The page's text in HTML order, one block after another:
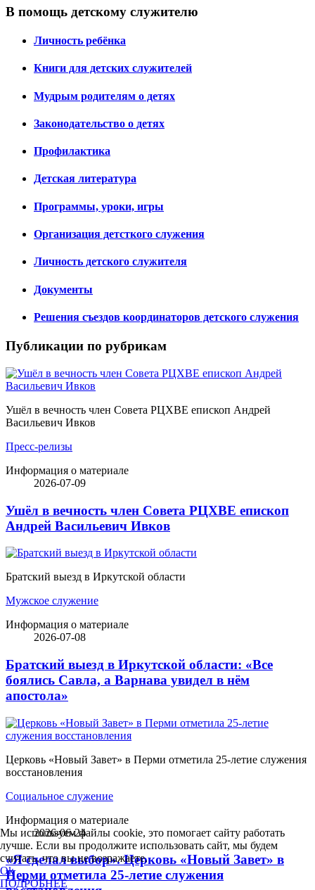
В помощь детскому служителю
Личность ребёнка
Книги для детских служителей
Мудрым родителям о детях
Законодательство о детях
Профилактика
Детская литература
Программы, уроки, игры
Организация детсткого служения
Личность детского служителя
Документы
Решения съездов координаторов детского служения
Публикации по рубрикам
Ушёл в вечность член Совета РЦХВЕ епископ Андрей
Васильевич Ивков
Пресс-релизы
Информация о материале
2026-07-09
Ушёл в вечность член Совета РЦХВЕ епископ
Андрей Васильевич Ивков
Братский выезд в Иркутской области
Мужское служение
Информация о материале
2026-07-08
Братский выезд в Иркутской области: «Все
боялись Савла, а Варнава увидел в нём
апостола»
Церковь «Новый Завет» в Перми отметила 25-летие служения
восстановления
Социальное служение
Информация о материале
2026-06-24
«Я сделал выбор». Церковь «Новый Завет» в
Перми отметила 25-летие служения
Мы используем файлы cookie, это помогает сайту работать
лучше. Если вы продолжите использовать сайт, мы будем
считать, что вы не возражаете.
Ok
ПОДРОБНЕЕ